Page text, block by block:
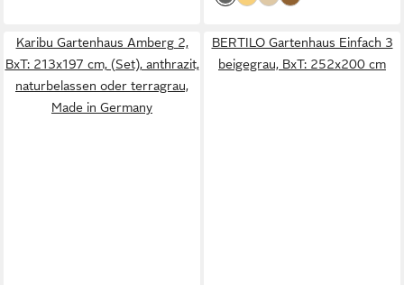
Karibu Gartenhaus Amberg 2,
BxT: 213x197 cm, (Set), anthrazit,
naturbelassen oder terragrau,
Made in Germany
BERTILO Gartenhaus Einfach 3
beigegrau, BxT: 252x200 cm